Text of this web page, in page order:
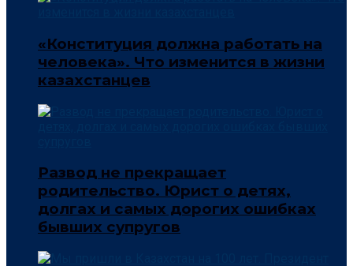
«Конституция должна работать на
человека». Что изменится в жизни
казахстанцев
Развод не прекращает
родительство. Юрист о детях,
долгах и самых дорогих ошибках
бывших супругов